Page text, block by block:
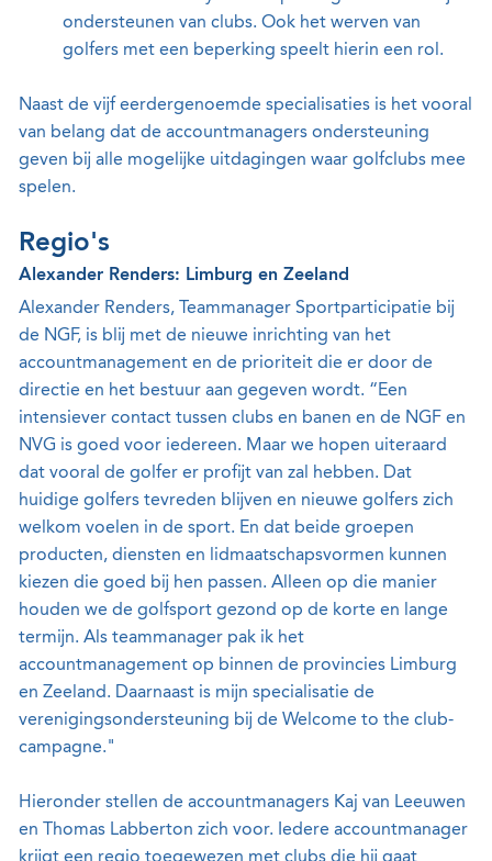
ondersteunen van clubs. Ook het werven van
golfers met een beperking speelt hierin een rol.
Naast de vijf eerdergenoemde specialisaties is het vooral
van belang dat de accountmanagers ondersteuning
geven bij alle mogelijke uitdagingen waar golfclubs mee
spelen.
Regio's
Alexander Renders: Limburg en Zeeland
Alexander Renders, Teammanager Sportparticipatie bij
de NGF, is blij met de nieuwe inrichting van het
accountmanagement en de prioriteit die er door de
directie en het bestuur aan gegeven wordt. “Een
intensiever contact tussen clubs en banen en de NGF en
NVG is goed voor iedereen. Maar we hopen uiteraard
dat vooral de golfer er profijt van zal hebben. Dat
huidige golfers tevreden blijven en nieuwe golfers zich
welkom voelen in de sport. En dat beide groepen
producten, diensten en lidmaatschapsvormen kunnen
kiezen die goed bij hen passen. Alleen op die manier
houden we de golfsport gezond op de korte en lange
termijn. Als teammanager pak ik het
accountmanagement op binnen de provincies Limburg
en Zeeland. Daarnaast is mijn specialisatie de
verenigingsondersteuning bij de Welcome to the club-
campagne."
Hieronder stellen de accountmanagers Kaj van Leeuwen
en Thomas Labberton zich voor. Iedere accountmanager